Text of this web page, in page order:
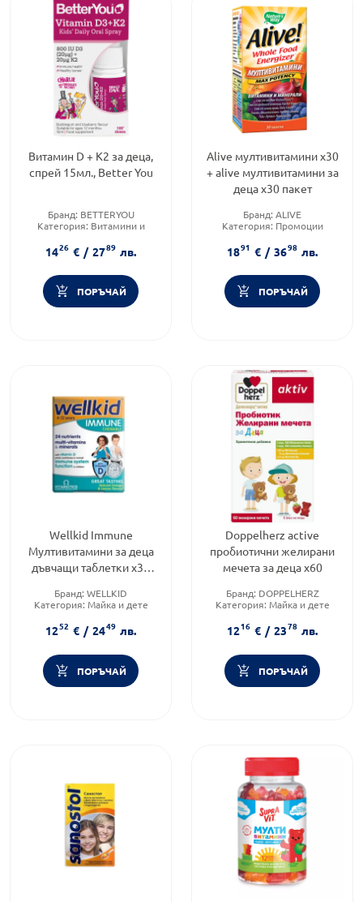
Витамин D + K2 за деца,
спрей 15мл., Better You
Бранд: BETTERYOU
Категория: Витамини и
1426 € / 2789 лв.
ПОРЪЧАЙ
Alive мултивитамини х30
+ alive мултивитамини за
деца х30 пакет
Бранд: ALIVE
Категория: Промоции
1891 € / 3698 лв.
ПОРЪЧАЙ
Wellkid Immune
Мултивитамини за деца
дъвчащи таблетки х30
Бранд: WELLKID
Категория: Майка и дете
1252 € / 2449 лв.
ПОРЪЧАЙ
Doppelherz active
пробиотични желирани
мечета за деца х60
Бранд: DOPPELHERZ
Категория: Майка и дете
желирани таблетки
1216 € / 2378 лв.
ПОРЪЧАЙ